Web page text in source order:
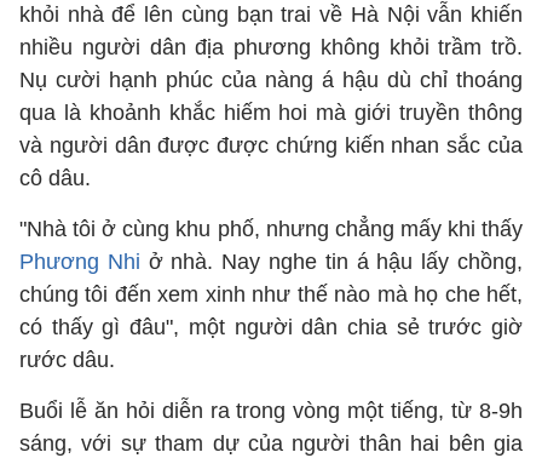
khỏi nhà để lên cùng bạn trai về Hà Nội vẫn khiến
nhiều người dân địa phương không khỏi trầm trồ.
Nụ cười hạnh phúc của nàng á hậu dù chỉ thoáng
qua là khoảnh khắc hiếm hoi mà giới truyền thông
và người dân được được chứng kiến nhan sắc của
cô dâu.
"Nhà tôi ở cùng khu phố, nhưng chẳng mấy khi thấy
Phương Nhi ở nhà. Nay nghe tin á hậu lấy chồng,
chúng tôi đến xem xinh như thế nào mà họ che hết,
có thấy gì đâu", một người dân chia sẻ trước giờ
rước dâu.
Buổi lễ ăn hỏi diễn ra trong vòng một tiếng, từ 8-9h
sáng, với sự tham dự của người thân hai bên gia